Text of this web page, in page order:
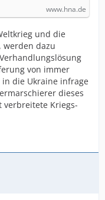
www.hna.de
und die
werden dazu
von immer
die Ukraine infrage
dieses
verbreitete Kriegs-